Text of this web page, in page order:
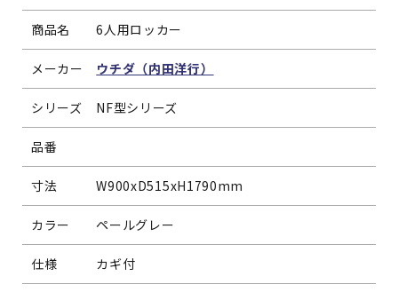
商品名 6人用ロッカー
メーカー ウチダ（内田洋行）
シリーズ NF型シリーズ
品番
寸法 W900xD515xH1790mm
カラー ペールグレー
仕様 カギ付